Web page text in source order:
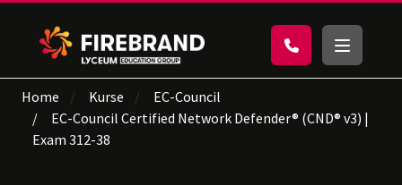
Home Kurse
EC-Council
EC-Council Certified Network Defender® (CND® v3) |
Exam 312-38